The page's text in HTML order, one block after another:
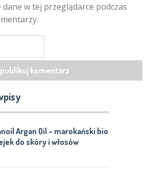
w tej przeglądarce podczas
Argan Oil – marokański bio
do skóry i włosów